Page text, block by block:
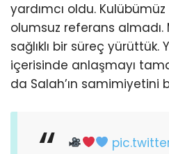
yardımcı oldu.
olumsuz referans almadı.
sağlıklı bir süreç yürüttük.
içerisinde anlaşmayı
da Salah’ın samimiyetini